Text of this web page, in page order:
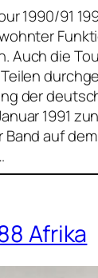
1990/91
Auch die
der
1991
Band auf
Afrika